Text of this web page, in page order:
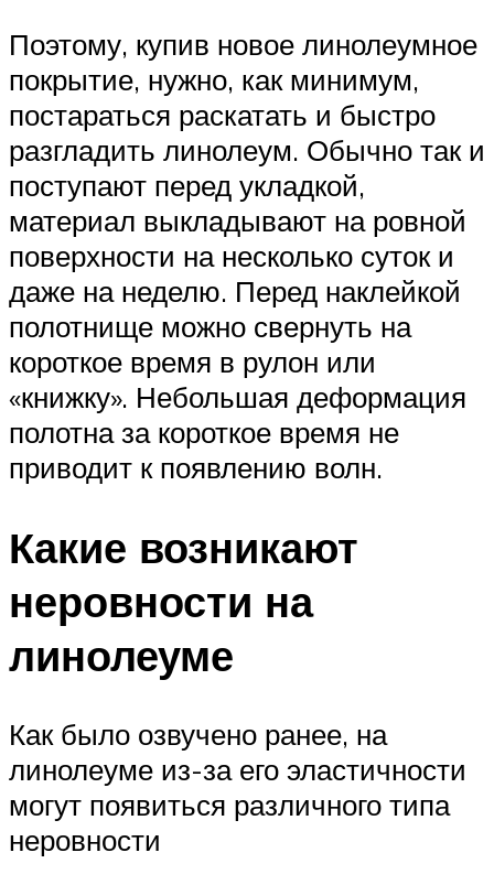
Поэтому, купив новое линолеумное
покрытие, нужно, как минимум,
постараться раскатать и быстро
разгладить линолеум. Обычно так и
поступают перед укладкой,
материал выкладывают на ровной
поверхности на несколько суток и
даже на неделю. Перед наклейкой
полотнище можно свернуть на
короткое время в рулон или
«книжку». Небольшая деформация
полотна за короткое время не
приводит к появлению волн.
Какие возникают
неровности на
линолеуме
Как было озвучено ранее, на
линолеуме из-за его эластичности
могут появиться различного типа
неровности